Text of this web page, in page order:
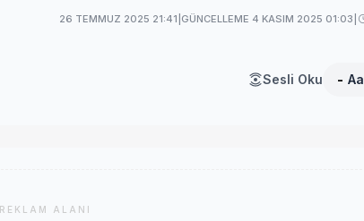
26 TEMMUZ 2025 21:41 GÜNCELLEME 4 KASIM 2025 01:03
Sesli Oku - Aa
REKLAM ALANI